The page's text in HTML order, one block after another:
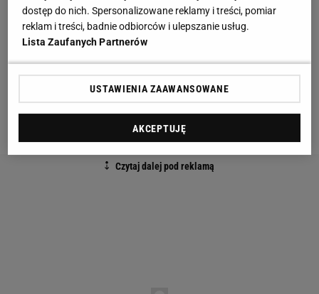
W trzeciej doliczonej do pierwszej połowy minucie
kapitan The Reds potknął się na własnej części
boiska i nie przyjął prostego podania. Biegnący w
popędził na bramkę, ciągnąc za sobą
zrozpaczonego Gerrarda, i pokonał Mignoleta.
dostęp do nich. Spersonalizowane reklamy i treści, pomiar
reklam i treści, badnie odbiorców i ulepszanie usług.
Lista Zaufanych Partnerów
USTAWIENIA ZAAWANSOWANE
AKCEPTUJĘ